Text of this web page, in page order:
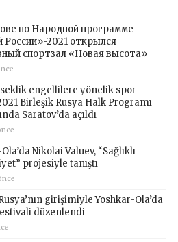
по Народной программе
России»-2021 открылся
спортзал «Новая высота»
engellilere yönelik spor
Birleşik Rusya Halk Programı
Saratov’da açıldı
Nikolai Valuev, “Sağlıklı
projesiyle tanıştı
girişimiyle Yoshkar-Ola’da
düzenlendi